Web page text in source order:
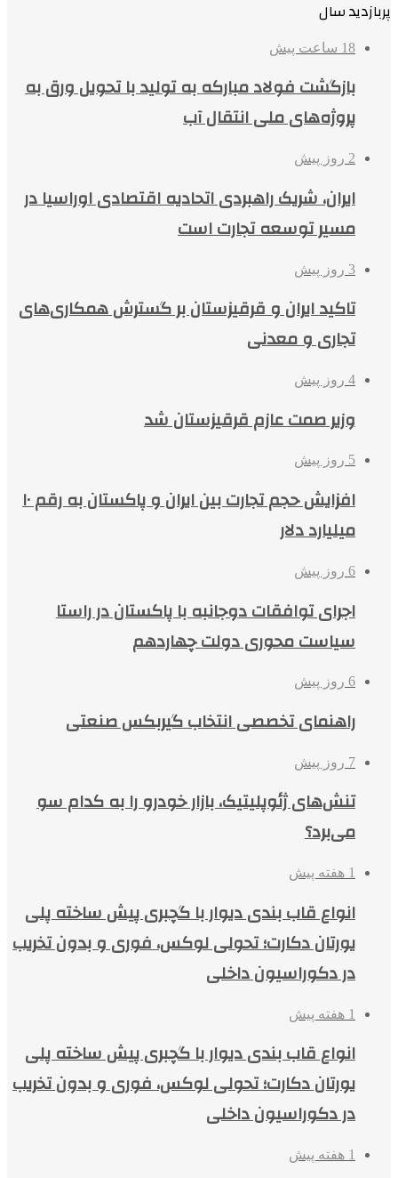
پربازدید سال
18 ساعت پیش
بازگشت فولاد مبارکه به تولید با تحویل ورق به
پروژه‌های ملی انتقال آب
2 روز پیش
ایران، شریک راهبردی اتحادیه اقتصادی اوراسیا در
مسیر توسعه تجارت است
3 روز پیش
تاکید ایران و قرقیزستان بر گسترش همکاری‌های
تجاری و معدنی
4 روز پیش
وزیر صمت عازم قرقیزستان شد
5 روز پیش
افزایش حجم تجارت بین ایران و پاکستان به رقم ۱۰
میلیارد دلار
6 روز پیش
اجرای توافقات دوجانبه با پاکستان در راستا
سیاست محوری دولت چهاردهم
6 روز پیش
راهنمای تخصصی انتخاب گیربکس صنعتی
7 روز پیش
تنش‌های ژئوپلیتیک، بازار خودرو را به کدام سو
می‌برد؟
1 هفته پیش
انواع قاب بندی دیوار با گچبری پیش ساخته پلی
یورتان دکارت؛ تحولی لوکس، فوری و بدون تخریب
در دکوراسیون داخلی
1 هفته پیش
انواع قاب بندی دیوار با گچبری پیش ساخته پلی
یورتان دکارت؛ تحولی لوکس، فوری و بدون تخریب
در دکوراسیون داخلی
1 هفته پیش